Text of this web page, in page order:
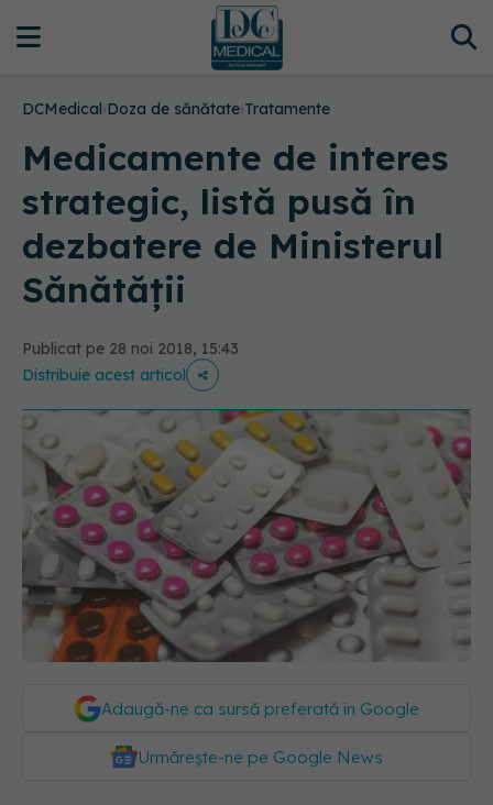
DCMedical›Doza de sănătate›Tratamente
Medicamente de interes
strategic, listă pusă în
dezbatere de Ministerul
Sănătății
Publicat pe 28 noi 2018, 15:43
Distribuie acest articol
Adaugă-ne ca sursă preferată în Google
Urmărește-ne pe Google News